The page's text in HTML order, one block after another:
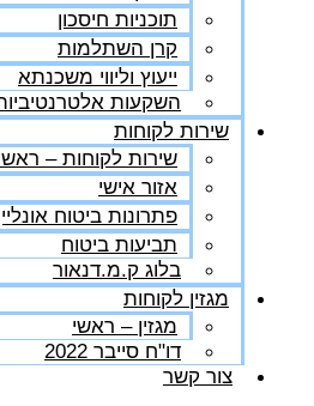
תוכניות חיסכון
קרן השתלמות
ייעוץ וליווי משכנתא
השקעות אלטרנטיביות
שירות לקוחות
שירות לקוחות – ראשי
אזור אישי
פתרונות ביטוח אונליין
תביעות ביטוח
בלוג ק.מ.דנאור
מגזין לקוחות
מגזין – ראשי
דו"ח סייבר 2022
צור קשר